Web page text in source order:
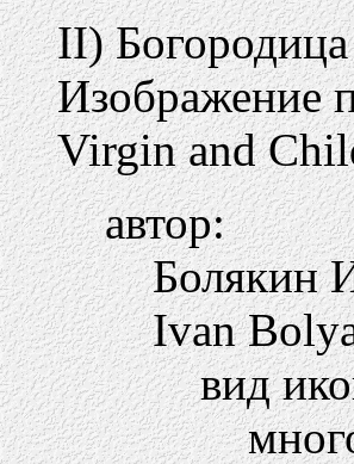
II)
Изображение
Virgin and
автор:
Болякин
Ivan
вид